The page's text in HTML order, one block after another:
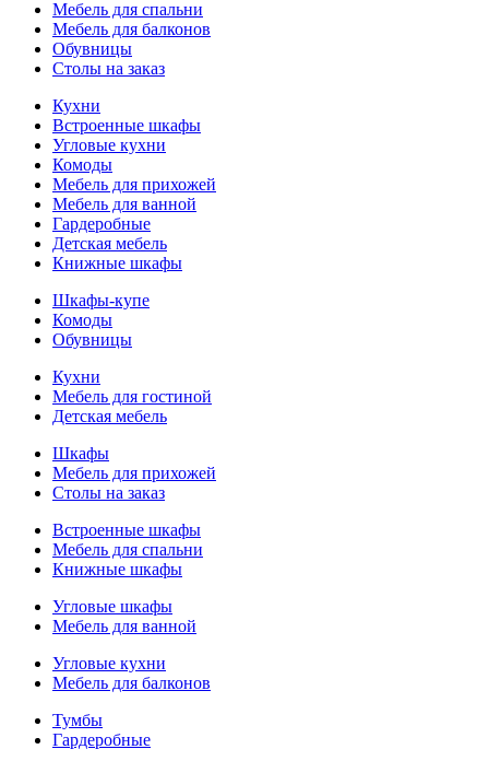
Мебель для спальни
Мебель для балконов
Обувницы
Столы на заказ
Кухни
Встроенные шкафы
Угловые кухни
Комоды
Мебель для прихожей
Мебель для ванной
Гардеробные
Детская мебель
Книжные шкафы
Шкафы-купе
Комоды
Обувницы
Кухни
Мебель для гостиной
Детская мебель
Шкафы
Мебель для прихожей
Столы на заказ
Встроенные шкафы
Мебель для спальни
Книжные шкафы
Угловые шкафы
Мебель для ванной
Угловые кухни
Мебель для балконов
Тумбы
Гардеробные